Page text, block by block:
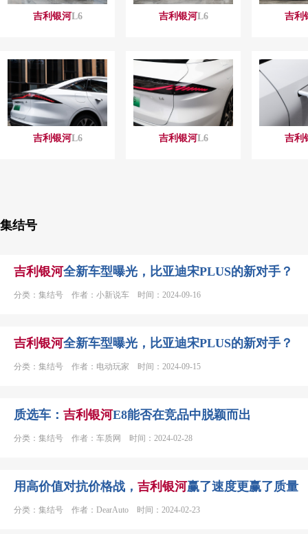
吉利 银河L6 吉利 银河L6 吉利
吉利 银河L6 吉利 银河L6 吉利
集结号
吉利 银河全新车型曝光，比亚迪宋PLUS的新对手？
分类：集结号 作者：小新说车 时间：2024-09-16
吉利 银河全新车型曝光，比亚迪宋PLUS的新对手？
分类：集结号 作者：电动玩家 时间：2024-09-15
质选车： 吉利 银河E8能否在竞品中脱颖而出
分类：集结号 作者：车质网 时间：2024-02-28
用高价值对抗价格战， 吉利 银河赢了速度更赢了质量
分类：集结号 作者：DearAuto 时间：2024-02-23